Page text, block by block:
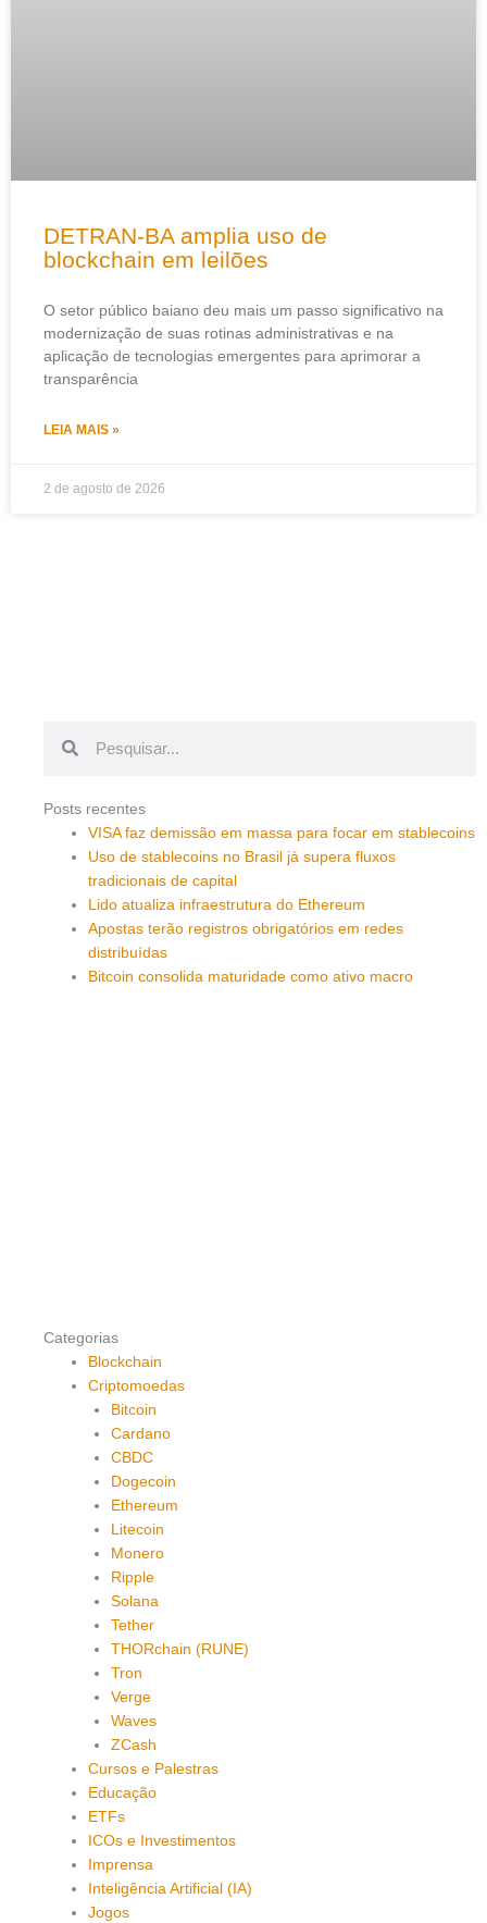
DETRAN-BA amplia uso de
blockchain em leilões
O setor público baiano deu mais um passo significativo na
modernização de suas rotinas administrativas e na
aplicação de tecnologias emergentes para aprimorar a
transparência
LEIA MAIS »
2 de agosto de 2026
Posts recentes
VISA faz demissão em massa para focar em stablecoins
Uso de stablecoins no Brasil já supera fluxos
tradicionais de capital
Lido atualiza infraestrutura do Ethereum
Apostas terão registros obrigatórios em redes
distribuídas
Bitcoin consolida maturidade como ativo macro
Categorias
Blockchain
Criptomoedas
Bitcoin
Cardano
CBDC
Dogecoin
Ethereum
Litecoin
Monero
Ripple
Solana
Tether
THORchain (RUNE)
Tron
Verge
Waves
ZCash
Cursos e Palestras
Educação
ETFs
ICOs e Investimentos
Imprensa
Inteligência Artificial (IA)
Jogos